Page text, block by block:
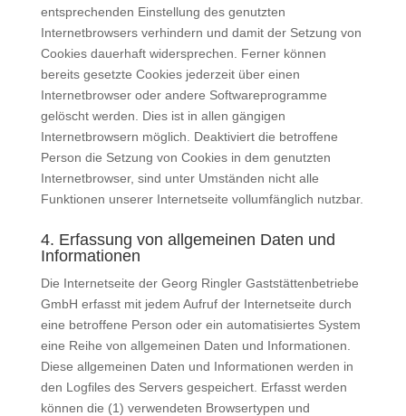
entsprechenden Einstellung des genutzten
Internetbrowsers verhindern und damit der Setzung von
Cookies dauerhaft widersprechen. Ferner können
bereits gesetzte Cookies jederzeit über einen
Internetbrowser oder andere Softwareprogramme
gelöscht werden. Dies ist in allen gängigen
Internetbrowsern möglich. Deaktiviert die betroffene
Person die Setzung von Cookies in dem genutzten
Internetbrowser, sind unter Umständen nicht alle
Funktionen unserer Internetseite vollumfänglich nutzbar.
4. Erfassung von allgemeinen Daten und
Informationen
Die Internetseite der Georg Ringler Gaststättenbetriebe
GmbH erfasst mit jedem Aufruf der Internetseite durch
eine betroffene Person oder ein automatisiertes System
eine Reihe von allgemeinen Daten und Informationen.
Diese allgemeinen Daten und Informationen werden in
den Logfiles des Servers gespeichert. Erfasst werden
können die (1) verwendeten Browsertypen und